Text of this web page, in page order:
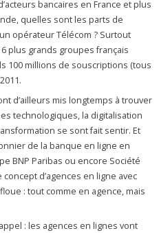
bancaires en France et plus
quelles sont les parts de
opérateur Télécom ? Surtout
plus grands groupes français
100 millions de souscriptions (tous
d’ailleurs mis longtemps à trouver
technologiques, la digitalisation
se sont fait sentir. Et
de la banque en ligne en
BNP Paribas ou encore Société
d’agences en ligne avec
: tout comme en agence, mais
: les agences en lignes vont